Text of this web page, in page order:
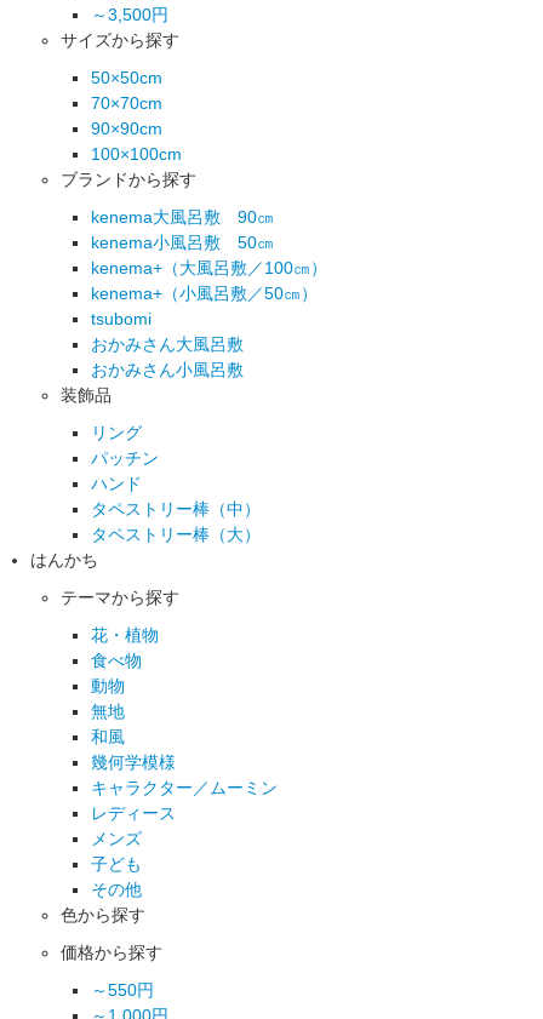
～3,500円
サイズから探す
50×50cm
70×70cm
90×90cm
100×100cm
ブランドから探す
kenema大風呂敷 90㎝
kenema小風呂敷 50㎝
kenema+（大風呂敷／100㎝）
kenema+（小風呂敷／50㎝）
tsubomi
おかみさん大風呂敷
おかみさん小風呂敷
装飾品
リング
パッチン
ハンド
タペストリー棒（中）
タペストリー棒（大）
はんかち
テーマから探す
花・植物
食べ物
動物
無地
和風
幾何学模様
キャラクター／ムーミン
レディース
メンズ
子ども
その他
色から探す
価格から探す
～550円
～1,000円